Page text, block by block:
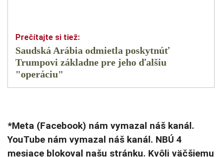
Saudská Arábia odmietla poskytnúť
Trumpovi základne pre jeho ďalšiu
"operáciu"
*Meta (Facebook) nám vymazal náš kanál.
YouTube nám vymazal náš kanál. NBÚ 4
mesiace blokoval našu stránku. Kvôli väčšiemu